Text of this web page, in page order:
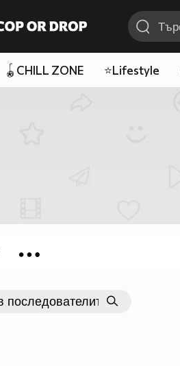
🪀CHILL ZONE ⭐Lifestyle